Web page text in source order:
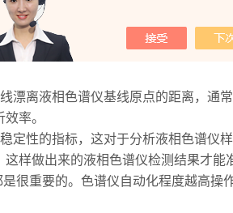
、电压的线性脉冲以及其他液相色
的灵敏度就越低。
谱仪检测器灵敏度的重要参数指标
离液相色谱仪基线原点的距离，通
率。
性的指标，这对于分析液相色谱仪
样做出来的液相色谱仪检测结果才能
重要的。色谱仪自动化程度越高操